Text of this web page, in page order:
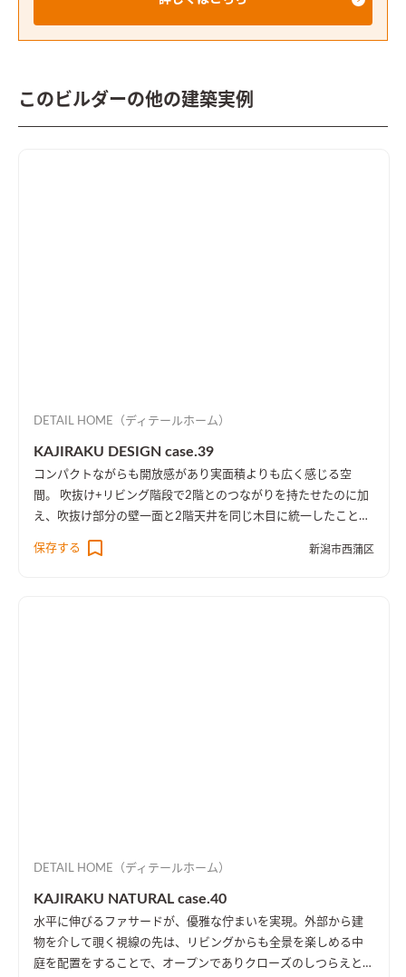
このビルダーの他の建築実例
DETAIL HOME（ディテールホーム）
KAJIRAKU DESIGN case.39
コンパクトながらも開放感があり実面積よりも広く感じる空
間。 吹抜け+リビング階段で2階とのつながりを持たせたのに加
え、吹抜け部分の壁一面と2階天井を同じ木目に統一したことに
より、1階・2階の一体感を演出しました。 趣味のピアノ室は、
楽譜を整理する本棚を壁一面に設け、屋外への防音効果も担って
保存する 新潟市西蒲区
DETAIL HOME（ディテールホーム）
KAJIRAKU NATURAL case.40
水平に伸びるファサードが、優雅な佇まいを実現。外部から建
物を介して覗く視線の先は、リビングからも全景を楽しめる中
庭を配置をすることで、オープンでありクローズのしつらえとし